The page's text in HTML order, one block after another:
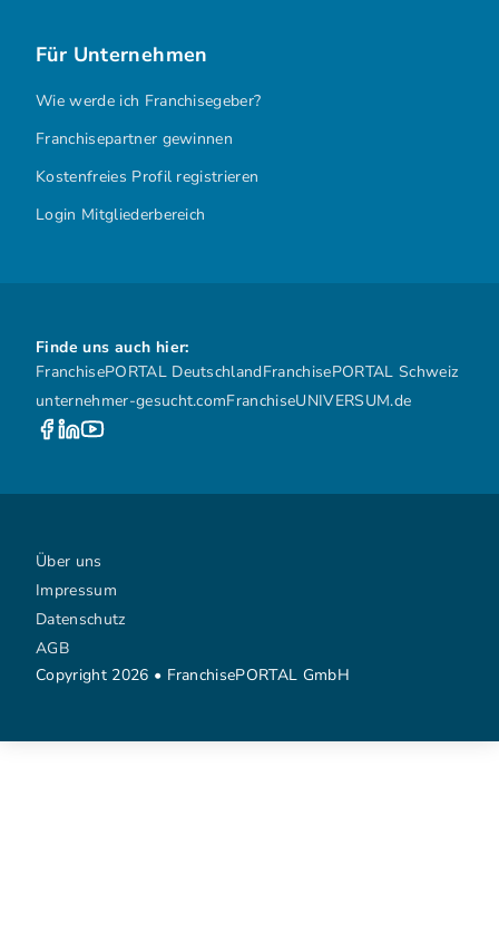
Für Unternehmen
Wie werde ich Franchisegeber?
Franchisepartner gewinnen
Kostenfreies Profil registrieren
Login Mitgliederbereich
Finde uns auch hier:
FranchisePORTAL DeutschlandFranchisePORTAL Schweiz
unternehmer-gesucht.comFranchiseUNIVERSUM.de
Copyright 2026 • FranchisePORTAL GmbH
Über uns
Impressum
Datenschutz
AGB